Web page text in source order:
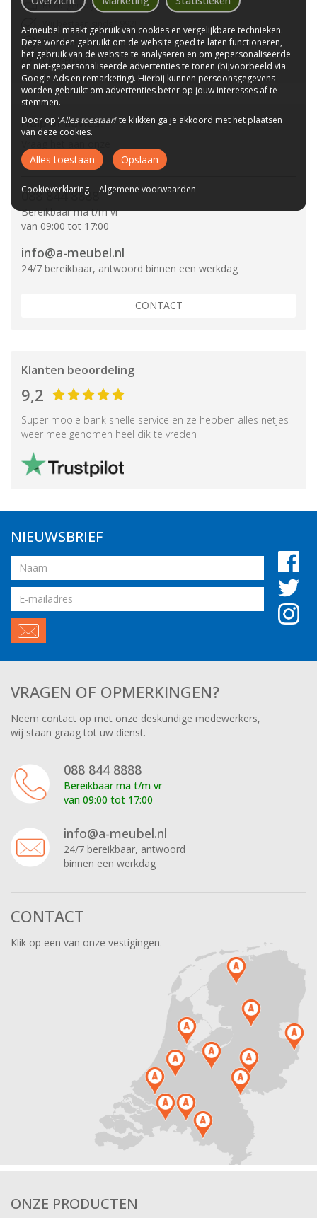
Bezorgen bij u thuis
Wij bestaan sinds 1992!
Tot 10 jaar garantie
CBW-Erkend
Hulp of advies?
specialisten.
088 844 8888
Bereikbaar ma t/m vr
van 09:00 tot 17:00
info@a-meubel.nl
24/7 bereikbaar, antwoord binnen een werkdag
CONTACT
Klanten beoordeling
9,2
Super mooie bank snelle service en ze hebben alles netjes
weer mee genomen heel dik te vreden
NIEUWSBRIEF
Naam
Email
VRAGEN OF OPMERKINGEN?
Neem contact op met onze deskundige medewerkers,
wij staan graag tot uw dienst.
088 844 8888
Bereikbaar ma t/m vr
van 09:00 tot 17:00
info@a-meubel.nl
24/7 bereikbaar, antwoord
binnen een werkdag
CONTACT
Klik op een van onze vestigingen.
ONZE PRODUCTEN
A-meubel maakt gebruik van cookies en vergelijkbare technieken.
Deze worden gebruikt om de website goed te laten functioneren,
het gebruik van de website te analyseren en om gepersonaliseerde
en niet-gepersonaliseerde advertenties te tonen (bijvoorbeeld via
Google Ads en remarketing). Hierbij kunnen persoonsgegevens
worden gebruikt om advertenties beter op jouw interesses af te
stemmen.
Door op ‘Alles toestaan’ te klikken ga je akkoord met het plaatsen
van deze cookies.
Alles toestaan Opslaan
Cookieverklaring Algemene voorwaarden